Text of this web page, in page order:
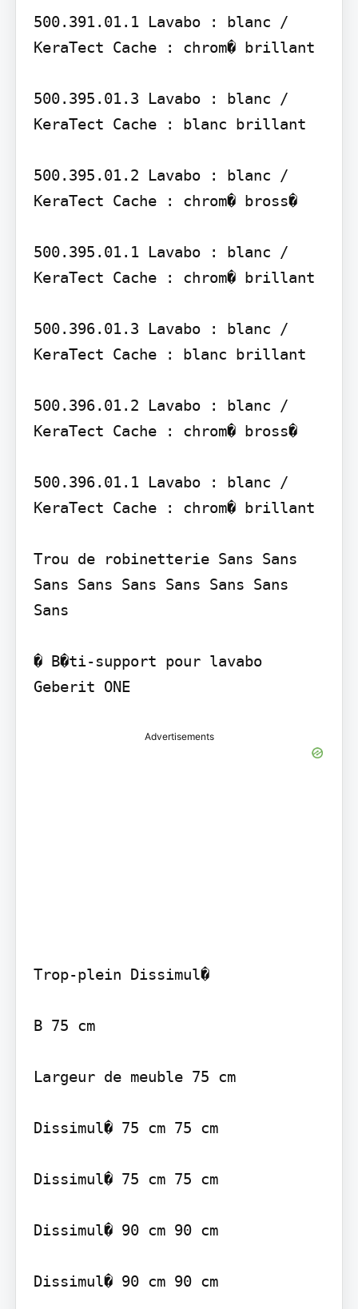
500.391.01.1 Lavabo : blanc /
KeraTect Cache : chrom� brillant
500.395.01.3 Lavabo : blanc /
KeraTect Cache : blanc brillant
500.395.01.2 Lavabo : blanc /
KeraTect Cache : chrom� bross�
500.395.01.1 Lavabo : blanc /
KeraTect Cache : chrom� brillant
500.396.01.3 Lavabo : blanc /
KeraTect Cache : blanc brillant
500.396.01.2 Lavabo : blanc /
KeraTect Cache : chrom� bross�
500.396.01.1 Lavabo : blanc /
KeraTect Cache : chrom� brillant
Trou de robinetterie Sans Sans
Sans Sans Sans Sans Sans Sans
Sans
� B�ti-support pour lavabo
Geberit ONE
Advertisements
Trop-plein Dissimul�
B 75 cm
Largeur de meuble 75 cm
Dissimul� 75 cm 75 cm
Dissimul� 75 cm 75 cm
Dissimul� 90 cm 90 cm
Dissimul� 90 cm 90 cm